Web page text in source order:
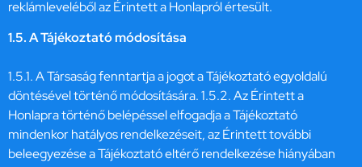
reklámleveléből az Érintett a Honlapról értesült.
1.5. A Tájékoztató módosítása
1.5.1. A Társaság fenntartja a jogot a Tájékoztató egyoldalú
döntésével történő módosítására. 1.5.2. Az Érintett a
Honlapra történő belépéssel elfogadja a Tájékoztató
mindenkor hatályos rendelkezéseit, az Érintett további
beleegyezése a Tájékoztató eltérő rendelkezése hiányában